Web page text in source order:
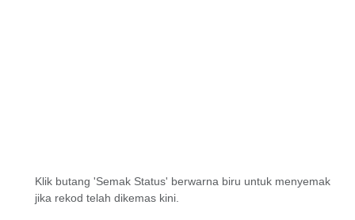
Klik butang 'Semak Status' berwarna biru untuk menyemak
jika rekod telah dikemas kini.